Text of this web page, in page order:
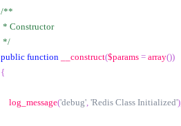
/**
     * Constructor
*/
public function __construct($params = array())
{
        log_message
('debug' 'Redis Class Initialized'